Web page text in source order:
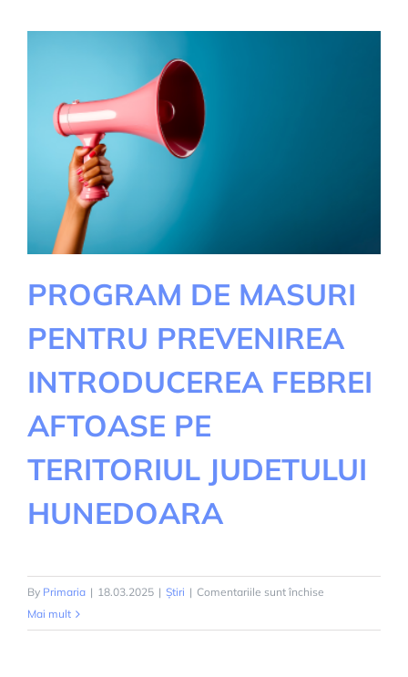
PROGRAM DE MASURI
PENTRU PREVENIREA
INTRODUCEREA FEBREI
AFTOASE PE
TERITORIUL JUDETULUI
HUNEDOARA
By Primaria | 18.03.2025 | Știri | Comentariile sunt închise
DE
Mai mult